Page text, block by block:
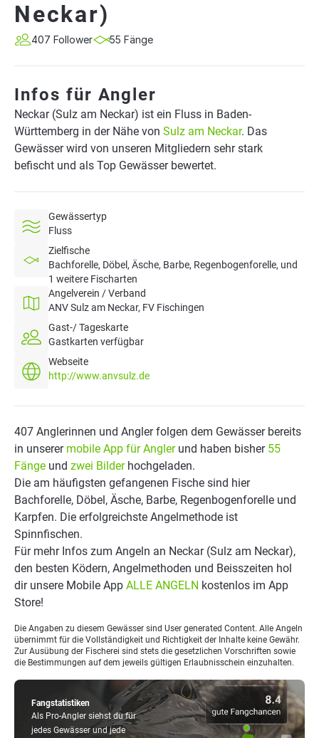
Neckar)
407 Follower 55 Fänge
Infos für Angler
Neckar (Sulz am Neckar) ist ein Fluss in Baden-
Württemberg in der Nähe von Sulz am Neckar. Das
Gewässer wird von unseren Mitgliedern sehr stark
befischt und als Top Gewässer bewertet.
Gewässertyp
Fluss
Zielfische
Bachforelle, Döbel, Äsche, Barbe, Regenbogenforelle, und
1 weitere Fischarten
Angelverein / Verband
ANV Sulz am Neckar, FV Fischingen
Gast-/ Tageskarte
Gastkarten verfügbar
Webseite
http://www.anvsulz.de
Fangstatistiken
Als Pro-Angler siehst du für
jedes Gewässer und jede
407 Anglerinnen und Angler folgen dem Gewässer bereits
in unserer mobile App für Anglerund haben bisher 55
Fänge und zwei Bilderhochgeladen.
Die am häufigsten gefangenen Fische sind hier
Bachforelle, Döbel, Äsche, Barbe, Regenbogenforelle und
Karpfen. Die erfolgreichste Angelmethode ist
Spinnfischen.
Für mehr Infos zum Angeln an Neckar (Sulz am Neckar),
den besten Ködern, Angelmethoden und Beisszeiten hol
dir unsere Mobile App ALLE ANGELN kostenlos im App
Store!
Die Angaben zu diesem Gewässer sind User generated Content. Alle Angeln
übernimmt für die Vollständigkeit und Richtigkeit der Inhalte keine Gewähr.
Zur Ausübung der Fischerei sind stets die gesetzlichen Vorschriften sowie
die Bestimmungen auf dem jeweils gültigen Erlaubnisschein einzuhalten.